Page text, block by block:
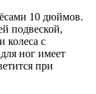
10 дюймов.
подвеской,
колеса с
ног имеет
при